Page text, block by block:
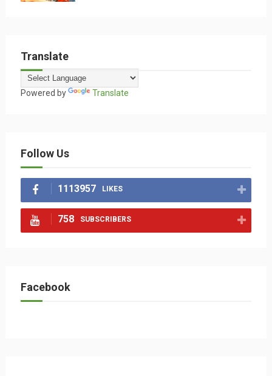
Translate
Powered by Translate
Follow Us
1113957 LIKES
758 SUBSCRIBERS
Facebook